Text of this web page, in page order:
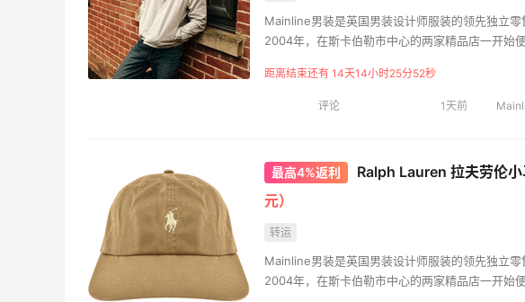
Mainline男装是英国男装设计师服装的领先独立
2004年，在斯卡伯勒市中心的两家精品店一开始
距离结束还有 14天14小时25分51秒
评论 1天前
最高4%返利 Ralph Lauren 拉夫劳伦
元）
转运
Mainline男装是英国男装设计师服装的领先独立
2004年，在斯卡伯勒市中心的两家精品店一开始
08月05日
【黑五海淘攻略】Bobbi Brown黑五